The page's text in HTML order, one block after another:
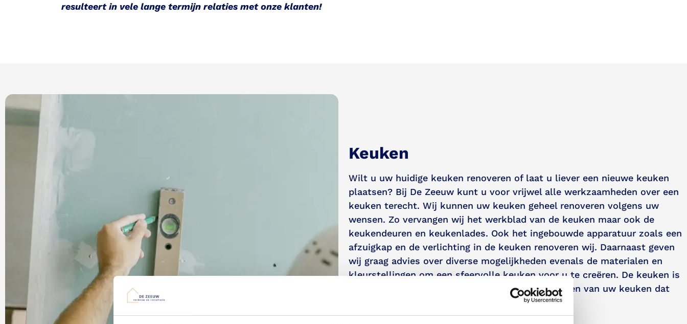
resulteert in vele lange termijn relaties met onze klanten!
Keuken
Wilt u uw huidige keuken renoveren of laat u liever een nieuwe keuken
plaatsen? Bij De Zeeuw kunt u voor vrijwel alle werkzaamheden over een
keuken terecht. Wij kunnen uw keuken geheel renoveren volgens uw
wensen. Zo vervangen wij het werkblad van de keuken maar ook de
keukendeuren en keukenlades. Ook het ingebouwde apparatuur zoals een
afzuigkap en de verlichting in de keuken renoveren wij. Daarnaast geven
wij graag advies over diverse mogelijkheden evenals de materialen en
kleurstellingen om een sfeervolle keuken voor u te creëren. De keuken is
een speciale plek in uw woning. Zo kunt u genieten van uw keuken dat